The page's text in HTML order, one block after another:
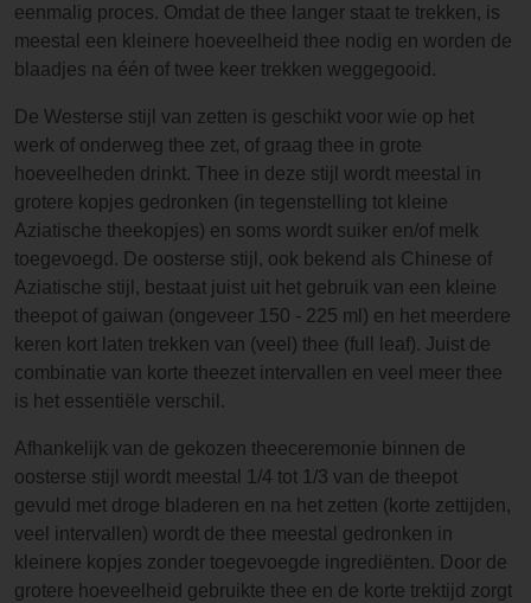
eenmalig proces. Omdat de thee langer staat te trekken, is
meestal een kleinere hoeveelheid thee nodig en worden de
blaadjes na één of twee keer trekken weggegooid.
De Westerse stijl van zetten is geschikt voor wie op het
werk of onderweg thee zet, of graag thee in grote
hoeveelheden drinkt. Thee in deze stijl wordt meestal in
grotere kopjes gedronken (in tegenstelling tot kleine
Aziatische theekopjes) en soms wordt suiker en/of melk
toegevoegd. De oosterse stijl, ook bekend als Chinese of
Aziatische stijl, bestaat juist uit het gebruik van een kleine
theepot of gaiwan (ongeveer 150 - 225 ml) en het meerdere
keren kort laten trekken van (veel) thee (full leaf). Juist de
combinatie van korte theezet intervallen en veel meer thee
is het essentiële verschil.
Afhankelijk van de gekozen theeceremonie binnen de
oosterse stijl wordt meestal 1/4 tot 1/3 van de theepot
gevuld met droge bladeren en na het zetten (korte zettijden,
veel intervallen) wordt de thee meestal gedronken in
kleinere kopjes zonder toegevoegde ingrediënten. Door de
grotere hoeveelheid gebruikte thee en de korte trektijd zorgt